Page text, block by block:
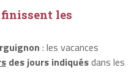
finissent les
: les vacances
des jours indiquésdans les